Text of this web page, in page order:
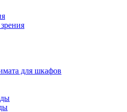
для шкафов